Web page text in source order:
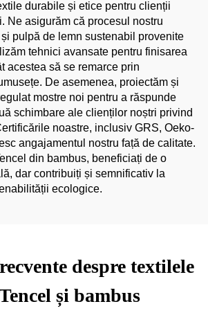
durabile și etice pentru clienții
Ne asigurăm că procesul nostru
pulpă de lemn sustenabil provenite
tehnici avansate pentru finisarea
acestea să se remarce prin
De asemenea, proiectăm și
mostre noi pentru a răspunde
schimbare ale clienților noștri privind
noastre, inclusiv GRS, Oeko-
angajamentul nostru față de calitate.
din bambus, beneficiați de o
dar contribuiți și semnificativ la
ecologice.
despre textilele
și bambus